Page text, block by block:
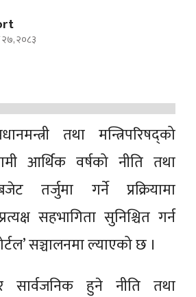
२०८३
तथा मन्त्रिपरिषद्को
आर्थिक वर्षको नीति तथा
तर्जुमा गर्ने प्रक्रियामा
सहभागिता सुनिश्चित गर्न
सञ्चालनमा ल्याएको छ ।
सार्वजनिक हुने नीति तथा